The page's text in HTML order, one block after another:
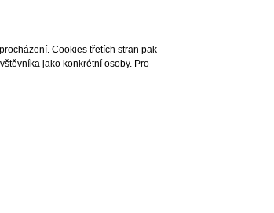
Pojištění
Cookies třetích stran pak
jako konkrétní osoby. Pro